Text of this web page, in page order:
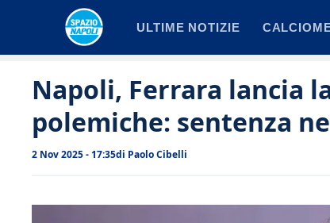
ULTIME NOTIZIE
Napoli, Ferrara lancia
polemiche: sentenza
2 Nov 2025 - 17:35di Paolo Cibelli